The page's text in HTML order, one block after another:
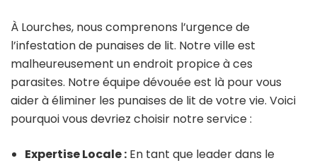
À Lourches, nous comprenons l’urgence de
l’infestation de punaises de lit. Notre ville est
malheureusement un endroit propice à ces
parasites. Notre équipe dévouée est là pour vous
aider à éliminer les punaises de lit de votre vie. Voici
pourquoi vous devriez choisir notre service :
Expertise Locale : En tant que leader dans le